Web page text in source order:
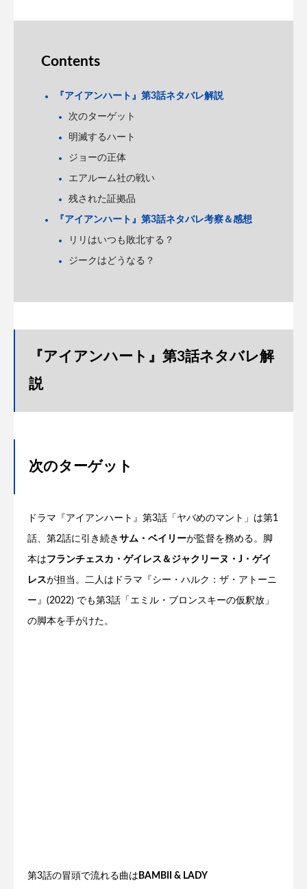
Contents
『アイアンハート』第3話ネタバレ解説
次のターゲット
明滅するハート
ジョーの正体
エアルーム社の戦い
残された証拠品
『アイアンハート』第3話ネタバレ考察＆感想
リリはいつも敗北する？
ジークはどうなる？
『アイアンハート』第3話ネタバレ解
説
次のターゲット
ドラマ『アイアンハート』第3話「ヤバめのマント」は第1
話、第2話に引き続き サム・ベイリーが監督を務める。脚
本はフランチェスカ・ゲイレス＆ジャクリーヌ・J・ゲイ
レスが担当。二人はドラマ『シー・ハルク：ザ・アトーニ
ー』(2022) でも第3話「エミル・ブロンスキーの仮釈放」
の脚本を手がけた。
第3話の冒頭で流れる曲は BAMBII & LADY